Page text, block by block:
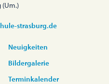
Neuigkeiten
Bildergalerie
Terminkalender
(Um.)
strasburg.de